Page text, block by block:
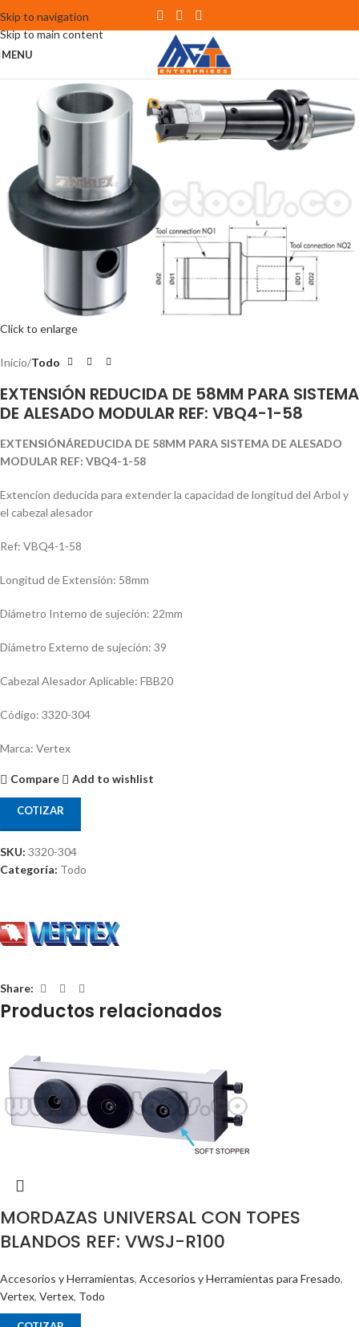
Skip to navigation
Skip to main content
MENU
Click to enlarge
Inicio Todo
EXTENSIÓN REDUCIDA DE 58MM PARA SISTEMA
DE ALESADO MODULAR REF: VBQ4-1-58
EXTENSIÓNÁREDUCIDA DE 58MM PARA SISTEMA DE ALESADO
MODULAR REF: VBQ4-1-58
Extencion deducida para extender la capacidad de longitud del Arbol y
el cabezal alesador
Ref: VBQ4-1-58
Longitud de Extensión: 58mm
Diámetro Interno de sujeción: 22mm
Diámetro Externo de sujeción: 39
Cabezal Alesador Aplicable: FBB20
Código: 3320-304
Marca: Vertex
Compare Add to wishlist
COTIZAR
SKU: 3320-304
Categoría: Todo
Share:
Productos relacionados
MORDAZAS UNIVERSAL CON TOPES
BLANDOS REF: VWSJ-R100
Accesorios y Herramientas, Accesorios y Herramientas para Fresado,
Vertex, Vertex, Todo